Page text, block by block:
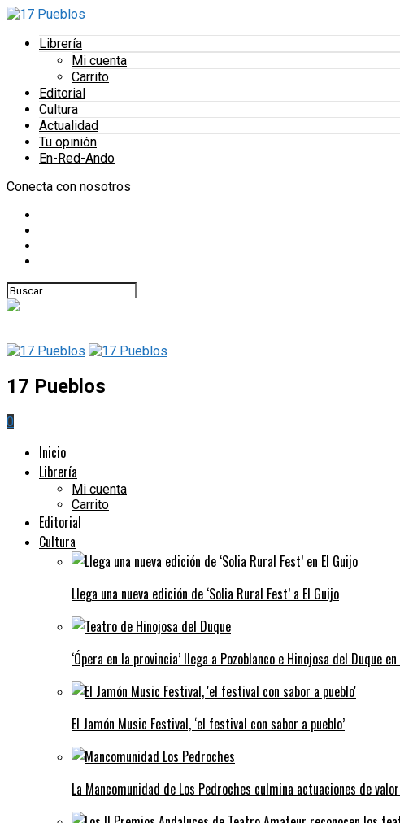
Librería
Mi cuenta
Carrito
Editorial
Cultura
Actualidad
Tu opinión
En-Red-Ando
Conecta con nosotros
17 Pueblos
0
Inicio
Librería
Mi cuenta
Carrito
Editorial
Cultura
Llega una nueva edición de ‘Solia Rural Fest’ a El Guijo
‘Ópera en la provincia’ llega a Pozoblanco e Hinojosa del Duque
El Jamón Music Festival, ‘el festival con sabor a pueblo’
La Mancomunidad de Los Pedroches culmina actuaciones de